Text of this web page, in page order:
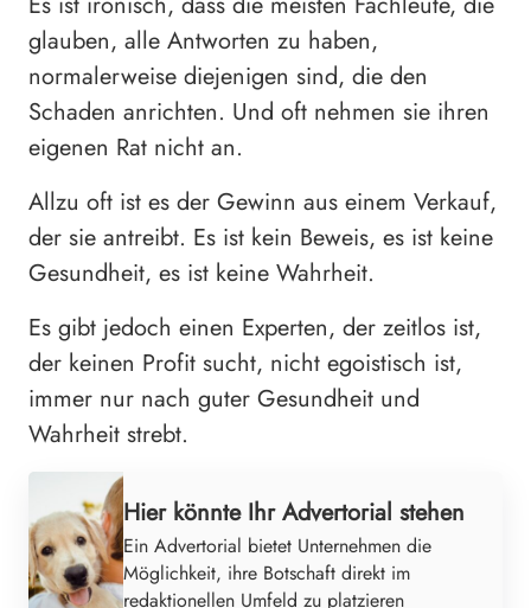
glauben, alle Antworten zu haben,
normalerweise diejenigen sind, die den
Schaden anrichten. Und oft nehmen sie ihren
eigenen Rat nicht an.
Allzu oft ist es der Gewinn aus einem Verkauf,
der sie antreibt. Es ist kein Beweis, es ist keine
Gesundheit, es ist keine Wahrheit.
Es gibt jedoch einen Experten, der zeitlos ist,
der keinen Profit sucht, nicht egoistisch ist,
immer nur nach guter Gesundheit und
Wahrheit strebt.
Hier könnte Ihr Advertorial stehen
Ein Advertorial bietet Unternehmen die
Möglichkeit, ihre Botschaft direkt im
redaktionellen Umfeld zu platzieren